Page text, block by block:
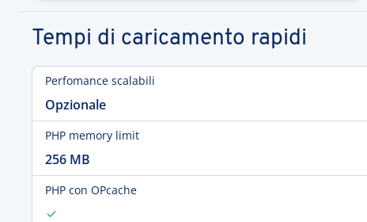
Tempi di caricamento rapidi
Perfomance scalabili
Opzionale
PHP memory limit
256 MB
PHP con OPcache